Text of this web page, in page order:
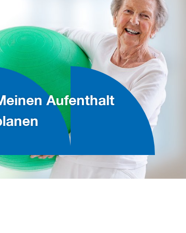
Aufenthalt